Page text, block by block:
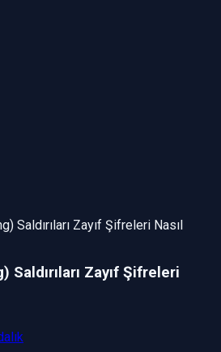
Saldırıları Zayıf Şifreleri Nasıl
Saldırıları Zayıf Şifreleri